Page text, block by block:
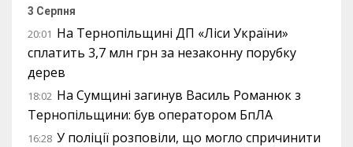
3 Серпня
20:01 На Тернопільщині ДП «Ліси України»
сплатить 3,7 млн грн за незаконну порубку
дерев
18:02 На Сумщині загинув Василь Романюк з
Тернопільщини: був оператором БпЛА
16:28 У поліції розповіли, що могло спричинити